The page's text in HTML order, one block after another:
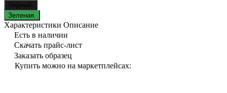
Черный.
Зеленая.
Характеристики Описание
Есть в наличии
Скачать прайс-лист
Заказать образец
Купить можно на маркетплейсах: